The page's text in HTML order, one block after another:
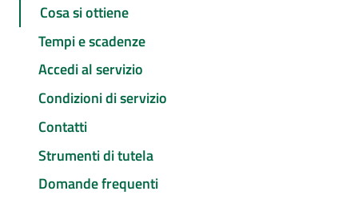
Cosa si ottiene
Tempi e scadenze
Accedi al servizio
Condizioni di servizio
Contatti
Strumenti di tutela
Domande frequenti